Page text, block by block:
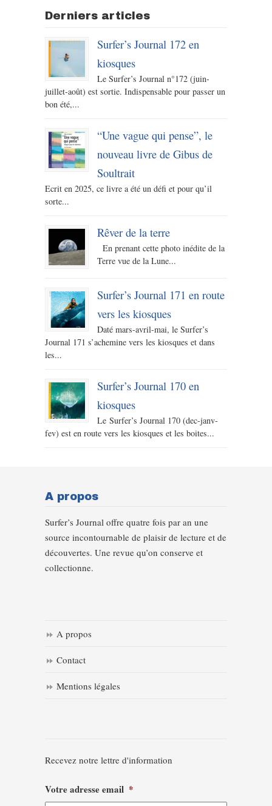
Derniers articles
Surfer’s Journal 172 en
kiosques
Le Surfer’s Journal n°172 (juin-
juillet-août) est sortie. Indispensable pour passer un
bon été,...
“Une vague qui pense”, le
nouveau livre de Gibus de
Soultrait
Ecrit en 2025, ce livre a été un défi et pour qu’il
sorte...
Rêver de la terre
En prenant cette photo inédite de la
Terre vue de la Lune...
Surfer’s Journal 171 en route
vers les kiosques
Daté mars-avril-mai, le Surfer’s
Journal 171 s’achemine vers les kiosques et dans
les...
Surfer’s Journal 170 en
kiosques
Le Surfer’s Journal 170 (dec-janv-
fev) est en route vers les kiosques et les boites...
A propos
Surfer’s Journal offre quatre fois par an une
source incontournable de plaisir de lecture et de
découvertes. Une revue qu’on conserve et
collectionne.
A propos
Contact
Mentions légales
Recevez notre lettre d'information
Votre adresse email *